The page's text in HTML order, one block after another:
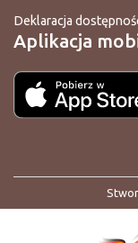
Deklaracja
Aplikacja